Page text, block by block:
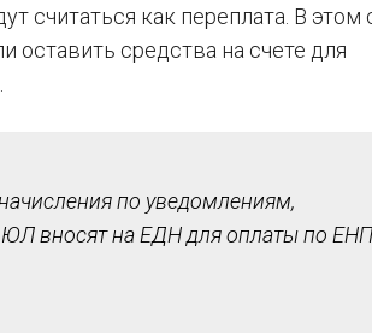
считаться как переплата. В этом
оставить средства на счете для
по уведомлениям,
вносят на ЕДН для оплаты по ЕНП